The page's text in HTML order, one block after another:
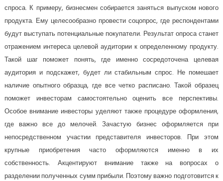
спроса. К примеру, бизнесмен собирается заняться выпуском нового
продукта. Ему целесообразно провести соцопрос, где респондентами
будут выступать потенциальные покупатели. Результат опроса станет
отражением интереса целевой аудитории к определенному продукту.
Такой шаг поможет понять, где именно сосредоточена целевая
аудитория и подскажет, будет ли стабильным спрос. Не помешает
наличие опытного образца, где все четко расписано. Такой образец
поможет инвесторам самостоятельно оценить все перспективы.
Особое внимание инвесторы уделяют также процедуре оформления,
где важно все до мелочей. Зачастую бизнес оформляется при
непосредственном участии представителя инвесторов. При этом
крупные приобретения часто оформляются именно в их
собственность. Акцентируют внимание также на вопросах о
разделении полученных сумм прибыли. Поэтому важно подготовится к